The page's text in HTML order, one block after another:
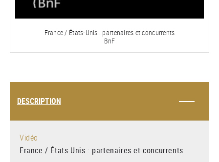
France / États-Unis : partenaires et concurrents
BnF
DESCRIPTION
Vidéo
France / États-Unis : partenaires et concurrents